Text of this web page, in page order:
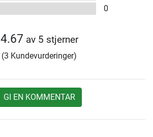
0
4.67 av 5 stjerner
(3 Kundevurderinger)
GI EN KOMMENTAR